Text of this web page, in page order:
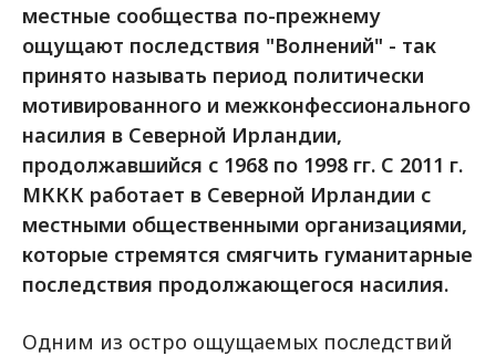
местные сообщества по-прежнему
ощущают последствия "Волнений" - так
принято называть период политически
мотивированного и межконфессионального
насилия в Северной Ирландии,
продолжавшийся с 1968 по 1998 гг. С 2011 г.
МККК работает в Северной Ирландии с
местными общественными организациями,
которые стремятся смягчить гуманитарные
последствия продолжающегося насилия.
Одним из остро ощущаемых последствий